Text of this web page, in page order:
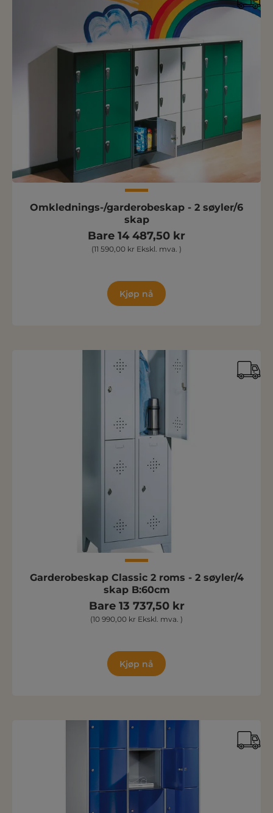
Omklednings-/garderobeskap - 2 søyler/6
skap
Bare 14 487,50 kr
(11 590,00 kr Ekskl. mva. )
Kjøp nå
Garderobeskap Classic 2 roms - 2 søyler/4
skap B:60cm
Bare 13 737,50 kr
(10 990,00 kr Ekskl. mva. )
Kjøp nå